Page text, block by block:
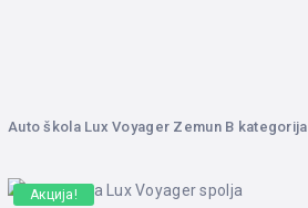
Auto škola Lux Voyager Zemun B kategorija
Акција!